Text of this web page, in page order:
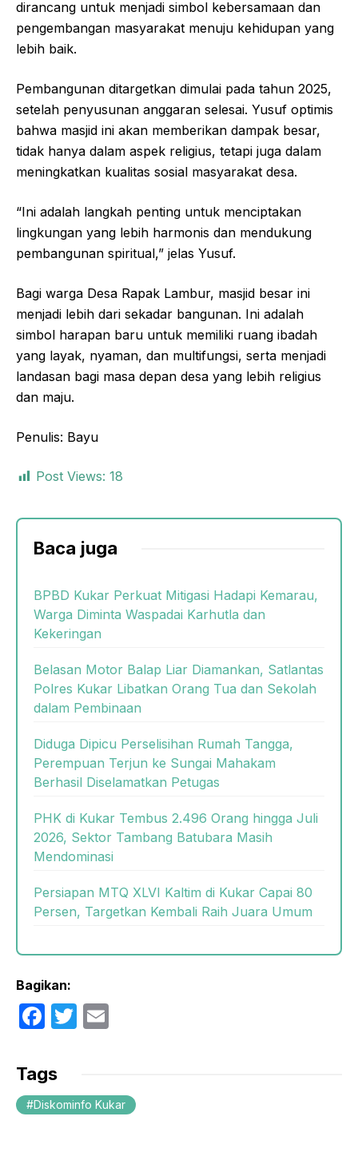
dirancang untuk menjadi simbol kebersamaan dan
pengembangan masyarakat menuju kehidupan yang
lebih baik.
Pembangunan ditargetkan dimulai pada tahun 2025,
setelah penyusunan anggaran selesai. Yusuf optimis
bahwa masjid ini akan memberikan dampak besar,
tidak hanya dalam aspek religius, tetapi juga dalam
meningkatkan kualitas sosial masyarakat desa.
“Ini adalah langkah penting untuk menciptakan
lingkungan yang lebih harmonis dan mendukung
pembangunan spiritual,” jelas Yusuf.
Bagi warga Desa Rapak Lambur, masjid besar ini
menjadi lebih dari sekadar bangunan. Ini adalah
simbol harapan baru untuk memiliki ruang ibadah
yang layak, nyaman, dan multifungsi, serta menjadi
landasan bagi masa depan desa yang lebih religius
dan maju.
Penulis: Bayu
Post Views: 18
Baca juga
BPBD Kukar Perkuat Mitigasi Hadapi Kemarau,
Warga Diminta Waspadai Karhutla dan
Kekeringan
Belasan Motor Balap Liar Diamankan, Satlantas
Polres Kukar Libatkan Orang Tua dan Sekolah
dalam Pembinaan
Diduga Dipicu Perselisihan Rumah Tangga,
Perempuan Terjun ke Sungai Mahakam
Berhasil Diselamatkan Petugas
PHK di Kukar Tembus 2.496 Orang hingga Juli
2026, Sektor Tambang Batubara Masih
Mendominasi
Persiapan MTQ XLVI Kaltim di Kukar Capai 80
Persen, Targetkan Kembali Raih Juara Umum
Bagikan:
F
c
e
b
T
er
Tags
Diskominfo Kukar